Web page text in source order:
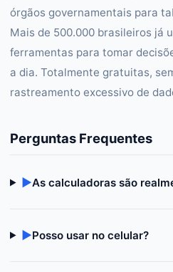
órgãos governamentais para
Mais de 500.000 brasileiros já
ferramentas para tomar
a dia. Totalmente gratuitas,
rastreamento excessivo de
Perguntas Frequentes
▶As calculadoras são
▶Posso usar no celular?